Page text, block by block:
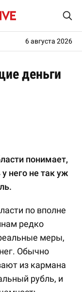
6 августа 2026
деньги
понимает,
него не так уж
по вполне
редко
меры,
Обычно
из кармана
рубль, и